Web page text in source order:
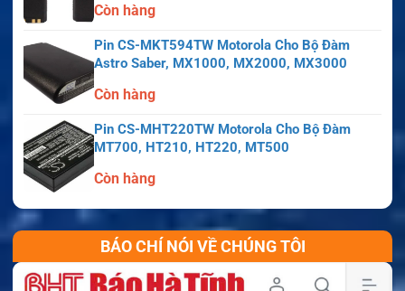
Còn hàng
Pin CS-MKT594TW Motorola Cho Bộ Đàm
Astro Saber, MX1000, MX2000, MX3000
Còn hàng
Pin CS-MHT220TW Motorola Cho Bộ Đàm
MT700, HT210, HT220, MT500
Còn hàng
BÁO CHÍ NÓI VỀ CHÚNG TÔI